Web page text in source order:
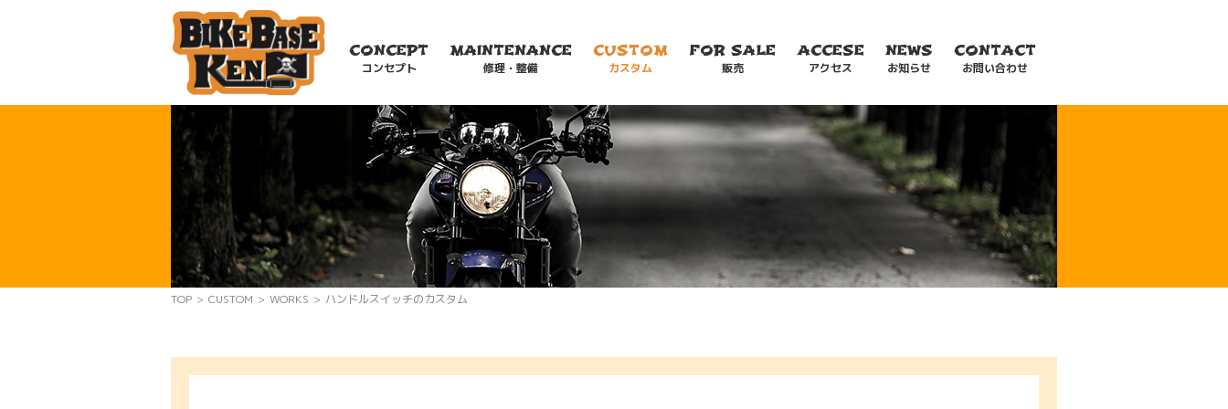
CONCEPT
コンセプト
MAINTENANCE
修理・整備
CUSTOM
カスタム
FOR SALE
販売
ACCESE
アクセス
NEWS
お知らせ
CONTACT
お問い合わせ
TOP > CUSTOM > WORKS > ハンドルスイッチのカスタム